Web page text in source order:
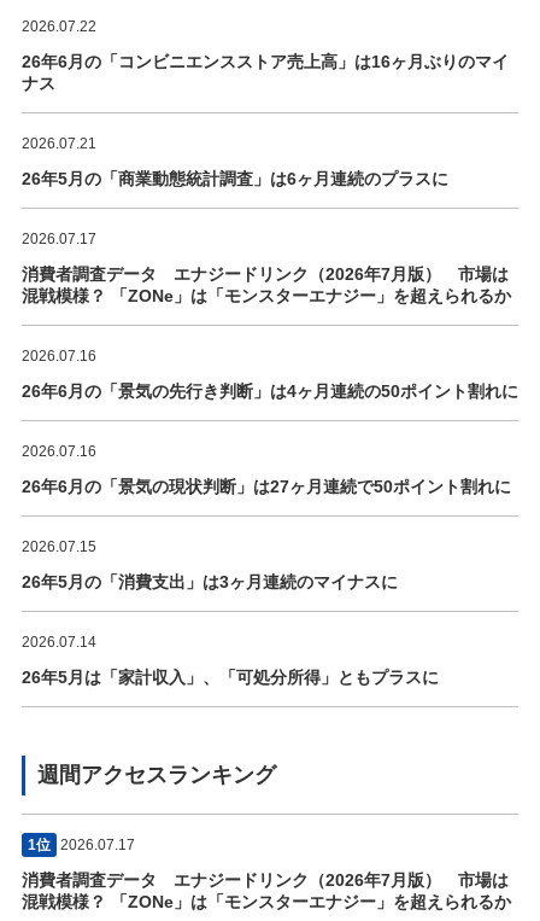
2026.07.22
26年6月の「コンビニエンスストア売上高」は16ヶ月ぶりのマイ
ナス
2026.07.21
26年5月の「商業動態統計調査」は6ヶ月連続のプラスに
2026.07.17
消費者調査データ エナジードリンク（2026年7月版） 市場は
混戦模様？ 「ZONe」は「モンスターエナジー」を超えられるか
2026.07.16
26年6月の「景気の先行き判断」は4ヶ月連続の50ポイント割れに
2026.07.16
26年6月の「景気の現状判断」は27ヶ月連続で50ポイント割れに
2026.07.15
26年5月の「消費支出」は3ヶ月連続のマイナスに
2026.07.14
26年5月は「家計収入」、「可処分所得」ともプラスに
週間アクセスランキング
1位 2026.07.17
消費者調査データ エナジードリンク（2026年7月版） 市場は
混戦模様？ 「ZONe」は「モンスターエナジー」を超えられるか